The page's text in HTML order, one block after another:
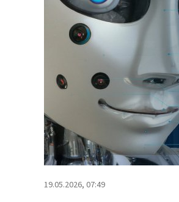
19.05.2026, 07:49